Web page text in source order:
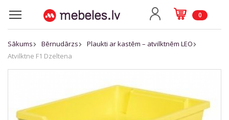
0
Sākums Bērnudārzs
Plaukti ar kastēm – atvilktnēm LEO
Atvilktne F1 Dzeltena